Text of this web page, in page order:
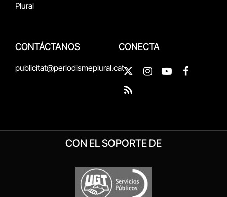
Plural
CONTÁCTANOS
publicitat@periodismeplural.cat
CONECTA
X
(Twitter)
InstagramYouTubeFacebook
RSS
CON EL SOPORTE DE